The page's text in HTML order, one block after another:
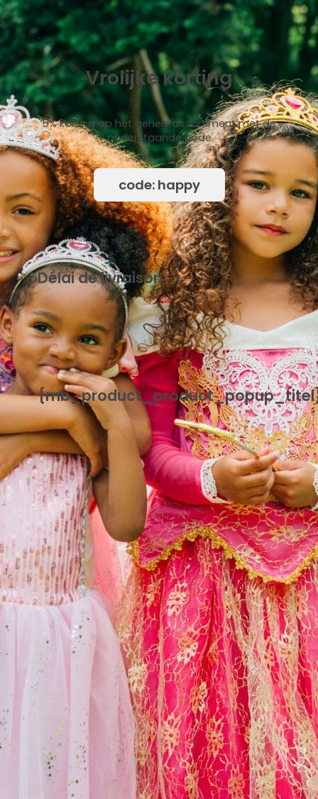
Vrolijke korting
5% korting op het gehele assortiment met de
onderstaande code
code: happy
Délai de livraison
{mb_levertijd-uitleg_uitleg_standaard_levertijd}
{mb_product_product_handleiding}